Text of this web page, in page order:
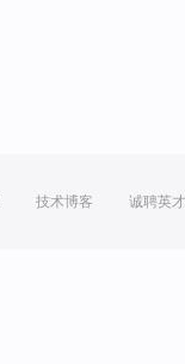
技术博客 诚聘英才